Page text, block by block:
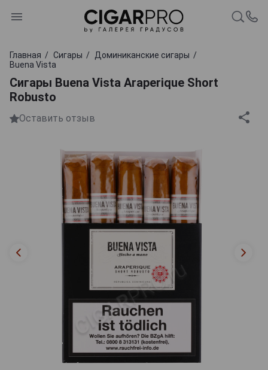
Главная Сигары
Доминиканские сигары
Buena Vista
Сигары Buena Vista Araperique Short
Robusto
Оставить отзыв